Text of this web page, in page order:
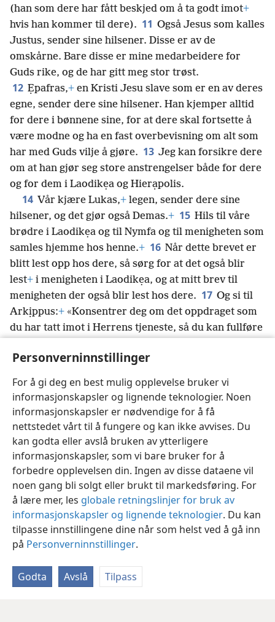
Personverninnstillinger
For å gi deg en best mulig opplevelse bruker vi
informasjonskapsler og lignende teknologier. Noen
informasjonskapsler er nødvendige for å få
nettstedet vårt til å fungere og kan ikke avvises. Du
kan godta eller avslå bruken av ytterligere
informasjonskapsler, som vi bare bruker for å
forbedre opplevelsen din. Ingen av disse dataene vil
noen gang bli solgt eller brukt til markedsføring. For
å lære mer, les globale retningslinjer for bruk av
informasjonskapsler og lignende teknologier. Du kan
tilpasse innstillingene dine når som helst ved å gå inn
på Personverninnstillinger.
Godta Avslå Tilpass
(han som dere har fått beskjed om å ta godt imot+
hvis han kommer til dere). 11 Også Jesus som kalles
Justus, sender sine hilsener. Disse er av de
omskårne. Bare disse er mine medarbeidere for
Guds rike, og de har gitt meg stor trøst.
12 Ẹpafras,+ en Kristi Jesu slave som er en av deres
egne, sender dere sine hilsener. Han kjemper alltid
for dere i bønnene sine, for at dere skal fortsette å
være modne og ha en fast overbevisning om alt som
har med Guds vilje å gjøre. 13 Jeg kan forsikre dere
om at han gjør seg store anstrengelser både for dere
og for dem i Laodikẹa og Hierạpolis.
14 Vår kjære Lukas,+ legen, sender dere sine
hilsener, og det gjør også Demas.+ 15 Hils til våre
brødre i Laodikẹa og til Nymfa og til menigheten som
samles hjemme hos henne.+ 16 Når dette brevet er
blitt lest opp hos dere, så sørg for at det også blir
lest+ i menigheten i Laodikẹa, og at mitt brev til
menigheten der også blir lest hos dere. 17 Og si til
Arkịppus:+ «Konsentrer deg om det oppdraget som
du har tatt imot i Herrens tjeneste, så du kan fullføre
18 Denne hilsenen skriver jeg, Paulus, med min
egen hånd.
Fortsett å ha i tankene at jeg er i
lenker.
Måtte den ufortjente godhet være med dere.
Norsk Del Innstillinger
Copyright© 2026 Watch Tower Bible and Tract Society of Pennsylvania
Vilkår for bruk Personvern Personverninnstillinger
JW.ORG
Logg inn